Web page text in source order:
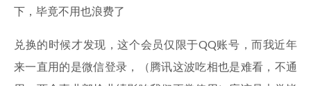
下，毕竟不用也浪费了
兑换的时候才发现，这个会员仅限于QQ账号，而我近年
来一直用的是微信登录，（腾讯这波吃相也是难看，不通